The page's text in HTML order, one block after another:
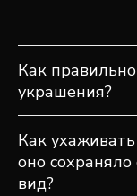
Как
украшения?
Как
оно
вид?